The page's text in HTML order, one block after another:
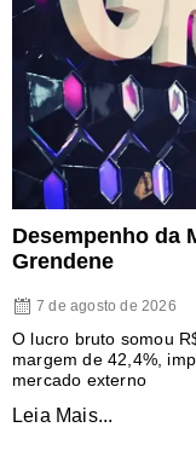
Desempenho da
Grendene
7 de agosto de 2026
O lucro bruto somou
margem de 42,4%,
mercado externo
Leia Mais...